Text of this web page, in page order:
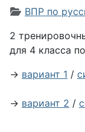
Информация о
ВПР по
2
для 4 класса
→ вариант 1 /
→ вариант 2 /